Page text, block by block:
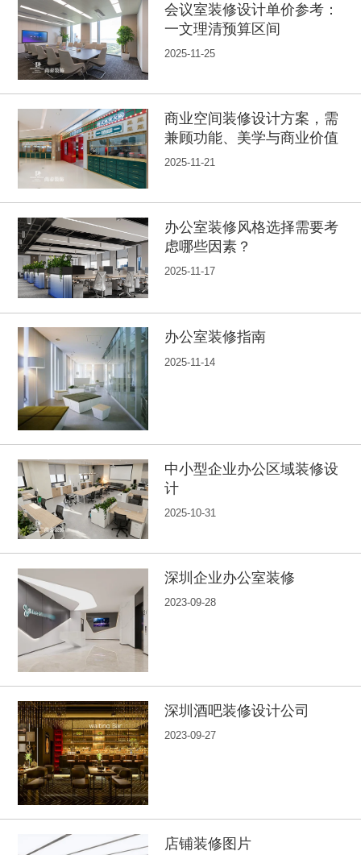
会议室装修设计单价参考：
一文理清预算区间
2025-11-25
商业空间装修设计方案，需
兼顾功能、美学与商业价值
2025-11-21
办公室装修风格选择需要考
虑哪些因素？
2025-11-17
办公室装修指南
2025-11-14
中小型企业办公区域装修设
计
2025-10-31
深圳企业办公室装修
2023-09-28
深圳酒吧装修设计公司
2023-09-27
店铺装修图片